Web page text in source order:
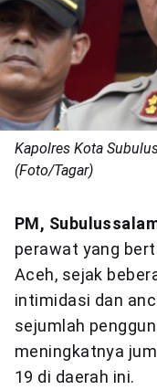
Kapolres Kota
(Foto/Tagar)
PM,
perawat yang
Aceh, sejak
intimidasi dan
sejumlah
meningkatnya
19 di daerah ini.